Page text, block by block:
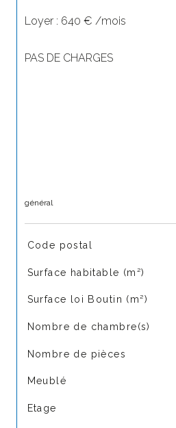
Loyer : 640 € /mois
PAS DE CHARGES
général
TRAD_SIROCCO_Caracteristique
Code postal
Surface habitable (m²)
Surface loi Boutin (m²)
Nombre de chambre(s)
Nombre de pièces
Meublé
Etage